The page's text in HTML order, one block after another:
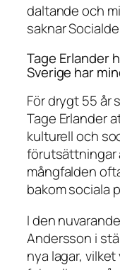
daltande och
saknar
Tage Erlander
Sverige har
För drygt 55 år
Tage Erlander
kulturell och
förutsättningar
mångfalden
bakom sociala
I den
Andersson i
nya lagar,